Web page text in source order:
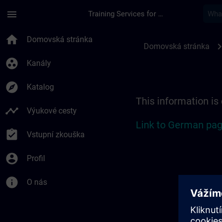
menu Training Services for Digital Industries
home Domovská stránka
group_work Kanály
explore Katalog
timeline Výukové cesty
assignment_turned_in Vstupní zkouška
account_circle Profil
info O nás
Domovská stránka chevron_right
This information is
Link to German